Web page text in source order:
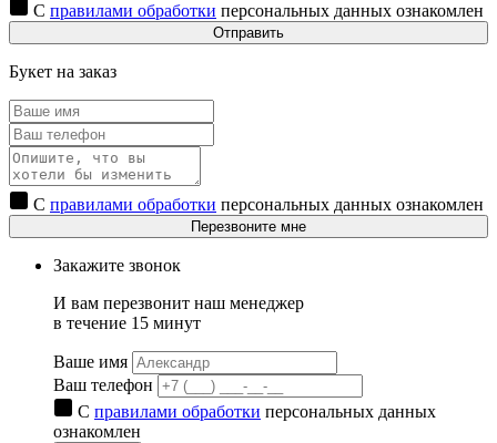
С правилами обработки персональных данных ознакомлен
Отправить
Букет на заказ
С правилами обработки персональных данных ознакомлен
Перезвоните мне
Закажите звонок
И вам перезвонит наш менеджер
в течение 15 минут
Ваше имя
Ваш телефон
С правилами обработки персональных данных
ознакомлен